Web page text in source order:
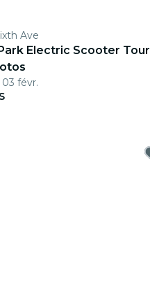
Ave
Electric Scooter Tour
févr.